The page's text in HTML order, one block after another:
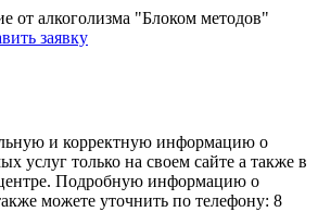
от алкоголизма "Блоком методов"
заявку
и корректную информацию о
услуг только на своем сайте а также в
Подробную информацию о
можете уточнить по телефону: 8